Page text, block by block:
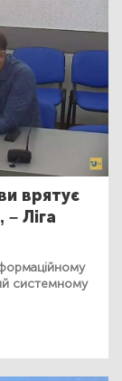
врятує
Ліга
системному